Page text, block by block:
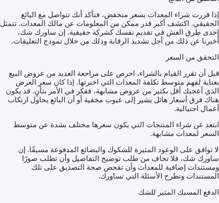
إذا قررت شراء المعدات بسعر منخفض، فتأكد أنك تتواصل مع البائع
الحقيقي. اكتشف أكبر قدر ممكن من المعلومات عن مالك المعدات. تتمثل
إحدى طرق الغش في تقديم نفسك كشركة حقيقية. إن ساورك شك،
أخبرنا عن ذلك من أجل تشديد الرقابة وذلك من خلال نموذج التعليقات.
التحقق من السعر
قبل أن تقرر القيام بالشراء، احرص على مراجعة العديد من عروض البيع
بعناية لفهم متوسط تكلفة المعدات التي اخترتها. إذا كان سعر العرض
الذي أعجبك أقل بكثير من عروض مشابهة، ففكر في الأمر بتأنٍ. قد يكون
هناك فرق أسعار هائل يشير إلى عيوب مخفية أو أن البائع يحاول ارتكاب
أعمال احتيالية.
ابتعد عن شراء المنتجات التي يكون سعرها مختلف بشدة عن متوسط
السعر لمعدات مشابهة.
لا توافق على الوعود المثيرة للشكوك والبضائع المدفوعة مسبقًا. إن
ساورك شك، فلا تخاف من طلب توضيح التفاصيل وأن تطلب صورًا
ومستندات إضافية للمعدات وأن تفحص صحة التصديق على تلك
المستندات وتطرح الأسئلة التي تساورك.
الدفع المسبك المثير للشك